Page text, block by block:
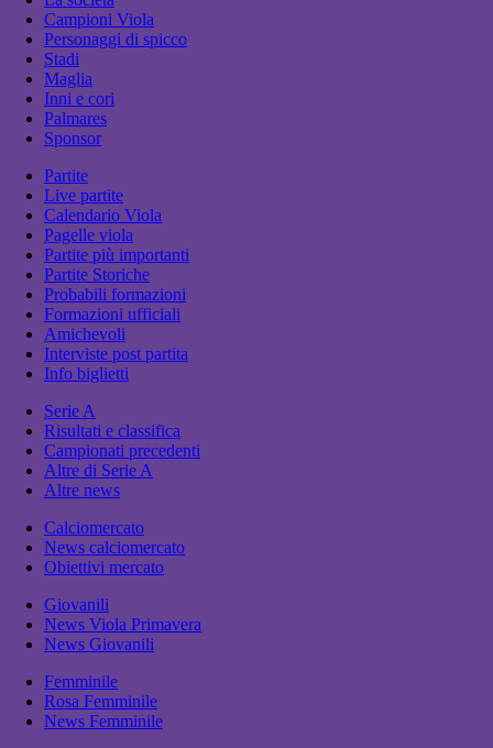
Campioni Viola
Personaggi di spicco
Stadi
Maglia
Inni e cori
Palmares
Sponsor
Partite
Live partite
Calendario Viola
Pagelle viola
Partite più importanti
Partite Storiche
Probabili formazioni
Formazioni ufficiali
Amichevoli
Interviste post partita
Info biglietti
Serie A
Risultati e classifica
Campionati precedenti
Altre di Serie A
Altre news
Calciomercato
News calciomercato
Obiettivi mercato
Giovanili
News Viola Primavera
News Giovanili
Femminile
Rosa Femminile
News Femminile